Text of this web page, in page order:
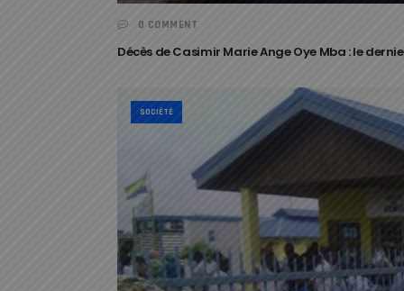
0 COMMENT
Décès de Casimir Marie Ange Oye Mba : le
SOCIÉTÉ